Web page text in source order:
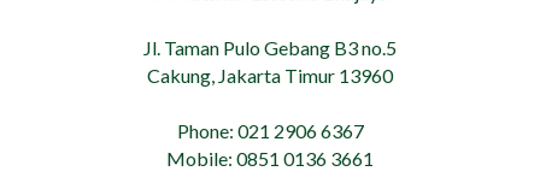
Jl. Taman Pulo Gebang B3 no.5
Cakung, Jakarta Timur 13960
Phone: 021 2906 6367
Mobile: 0851 0136 3661